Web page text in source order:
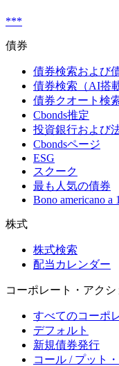
***
債券
債券検索および
債券検索（AI搭
債券クオート検
Cbonds推定
投資銀行および
Cbondsページ
ESG
スクーク
最も人気の債券
Bono americano a
株式
株式検索
配当カレンダー
コーポレート・アクシ
すべてのコーポ
デフォルト
新規債券発行
コール / プット